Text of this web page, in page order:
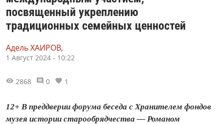
посвященный укреплению
традиционных семейных ценностей
Адель ХАИРОВ,
1 Август 2024 - 10:22
2868 0 1
12+ В преддверии форума беседа с Хранителем фондов
музея истории старообрядчества — Романом